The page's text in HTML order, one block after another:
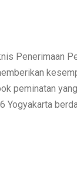
Penerimaan
peminatan
Yogyakarta